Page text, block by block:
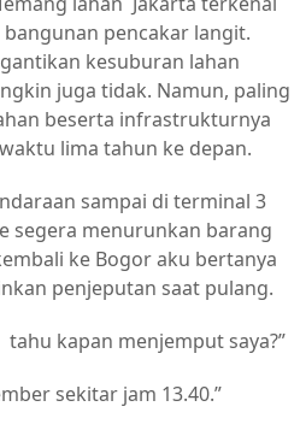
pencakar langit.
kesuburan lahan
juga tidak. Namun, paling
beserta infrastrukturnya
lima tahun ke depan.
sampai di terminal 3
segera menurunkan barang
ke Bogor aku bertanya
penjeputan saat pulang.
kapan menjemput saya?”
sekitar jam 13.40.”